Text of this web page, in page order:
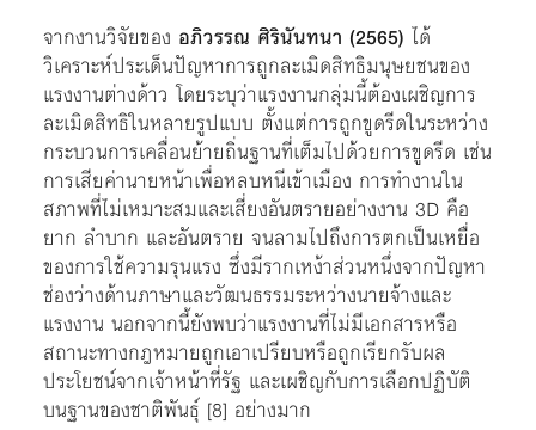
จากงานวิจัยของ อภิวรรณ ศิรินันทนา (2565) ได้
วิเคราะห์ประเด็นปัญหาการถูกละเมิดสิทธิมนุษยชนของ
แรงงานต่างด้าว โดยระบุว่าแรงงานกลุ่มนี้ต้องเผชิญการ
ละเมิดสิทธิในหลายรูปแบบ ตั้งแต่การถูกขูดรีดในระหว่าง
กระบวนการเคลื่อนย้ายถิ่นฐานที่เต็มไปด้วยการขูดรีด เช่น
การเสียค่านายหน้าเพื่อหลบหนีเข้าเมือง การทำงานใน
สภาพที่ไม่เหมาะสมและเสี่ยงอันตรายอย่างงาน 3D คือ
ยาก ลำบาก และอันตราย จนลามไปถึงการตกเป็นเหยื่อ
ของการใช้ความรุนแรง ซึ่งมีรากเหง้าส่วนหนึ่งจากปัญหา
ช่องว่างด้านภาษาและวัฒนธรรมระหว่างนายจ้างและ
แรงงาน นอกจากนี้ยังพบว่าแรงงานที่ไม่มีเอกสารหรือ
สถานะทางกฎหมายถูกเอาเปรียบหรือถูกเรียกรับผล
ประโยชน์จากเจ้าหน้าที่รัฐ และเผชิญกับการเลือกปฏิบัติ
บนฐานของชาติพันธุ์ [8] อย่างมาก